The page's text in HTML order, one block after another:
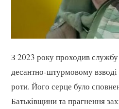
З 2023 року проходив
десантно-штурмовому
роти. Його серце було
Батьківщини та прагнення